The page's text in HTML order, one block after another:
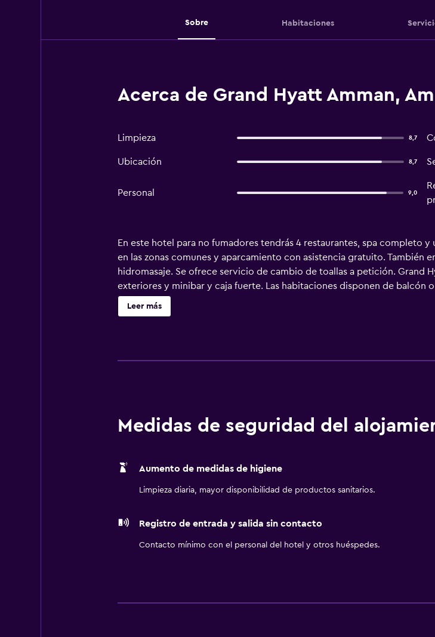
Sobre Habitaciones
Acerca de Grand Hyatt Amman,
Limpieza 8,7
Ubicación 8,7
Personal 9,0
En este hotel para no fumadores tendrás 4 restaurantes, spa completo
en las zonas comunes y aparcamiento con asistencia gratuito. También
hidromasaje. Se ofrece servicio de cambio de toallas a petición. Grand
exteriores y minibar y caja fuerte. Las habitaciones disponen de balcón
de alta calidad. Se ofrece una televisión LED de 55 pulgadas con
independientes, albornoces, zapatillas y bidé. Este hotel en Amán,
Leer más
Medidas de seguridad del
Aumento de medidas de higiene
Limpieza diaria, mayor disponibilidad de productos sanitarios.
Registro de entrada y salida sin contacto
Contacto mínimo con el personal del hotel y otros huéspedes.